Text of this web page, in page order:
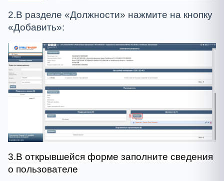
2.В разделе «Должности» нажмите на кнопку
«Добавить»:
3.В открывшейся форме заполните сведения
о пользователе